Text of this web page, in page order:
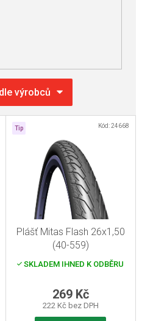
Tip
Plášť Mitas Flash 26x1,50
(40-559)
SKLADEM IHNED K ODBĚRU
222 Kč bez DPH
269 Kč
Kód:24668